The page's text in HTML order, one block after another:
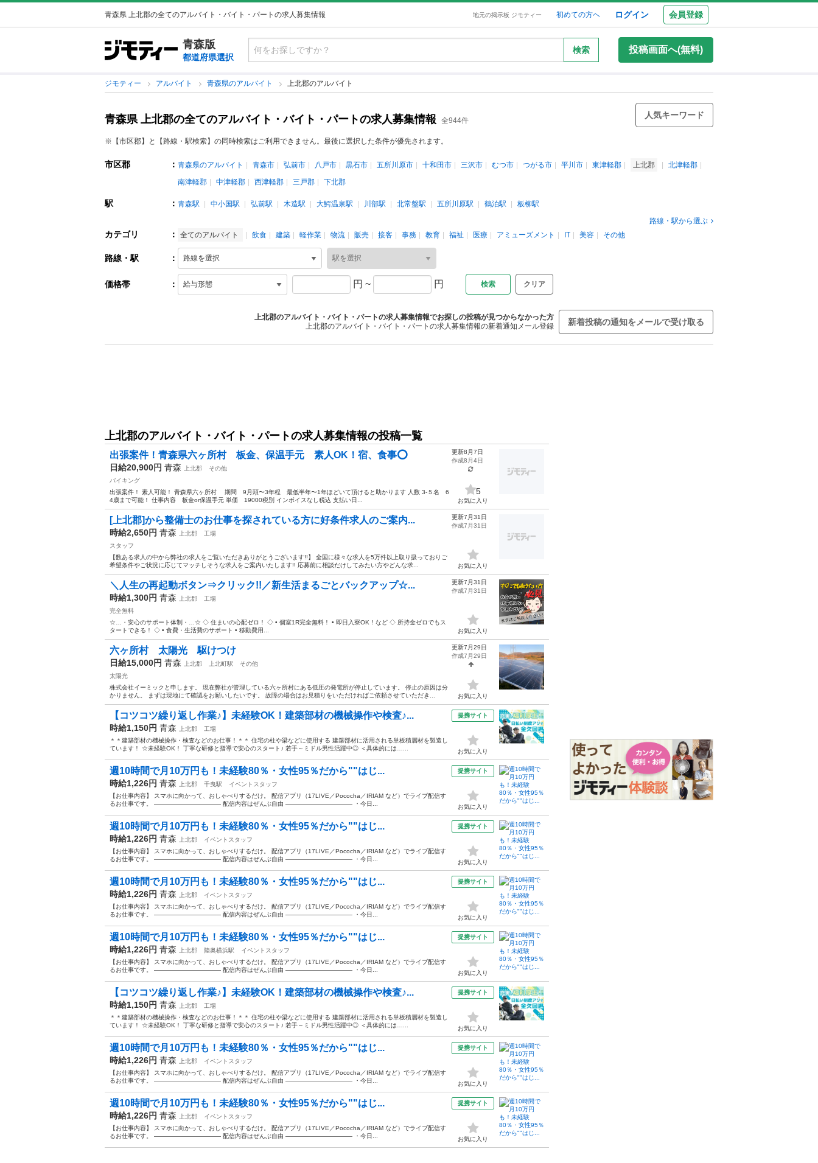
青森県 上北郡の全てのアルバイト・バイト・パートの求人募集情報 地元の掲示板 ジモティー 初めての方へ ログイン 会員登録
青森版
都道府県選択
検索 投稿画面へ(無料)
ジモティー アルバイト 青森県のアルバイト 上北郡のアルバイト
青森県 上北郡の全てのアルバイト・バイト・パートの求人募集情報 全944件
人気キーワード
※【市区郡】と【路線・駅検索】の同時検索はご利用できません。最後に選択した条件が優先されます。
市区郡 ： 青森県のアルバイト 青森市 弘前市 八戸市 黒石市 五所川原市 十和田市 三沢市 むつ市 つがる市 平川市 東津軽郡 上北郡
北津軽郡
南津軽郡
中津軽郡 西津軽郡 三戸郡 下北郡
駅 ： 青森駅 中小国駅 弘前駅 木造駅 大鰐温泉駅 川部駅 北常盤駅 五所川原駅 鶴泊駅
板柳駅
路線・駅から選ぶ
カテゴリ ： 全てのアルバイト 飲食 建築 軽作業 物流 販売 接客 事務 教育 福祉 医療 アミューズメント IT 美容 その他
路線・駅 ：
価格帯 ： 円 ~ 円 クリア
上北郡のアルバイト・バイト・パートの求人募集情報でお探しの投稿が見つからなかった方
上北郡のアルバイト・バイト・パートの求人募集情報の新着通知メール登録
新着投稿の通知をメールで受け取る
上北郡のアルバイト・バイト・パートの求人募集情報の投稿一覧
出張案件！青森県六ヶ所村 板金、保温手元 素人OK！宿、食事⭕️
日給20,900円 青森 上北郡
その他
バイキング
出張案件！ 素人可能！ 青森県六ヶ所村 期間 9月頭〜3年程 最低半年〜1年ほどいて頂けると助かります 人数 3-５名 6
4歳まで可能！ 仕事内容 板金or保温手元 単価 19000税別 インボイスなし税込 支払い日...
更新8月7日
作成8月4日
5
お気に入り
[上北郡]から整備士のお仕事を探されている方に好条件求人のご案内...
時給2,650円 青森 上北郡
工場
スタッフ
【数ある求人の中から弊社の求人をご覧いただきありがとうございます!!】 全国に様々な求人を5万件以上取り扱っておりご
希望条件やご状況に応じてマッチしそうな求人をご案内いたします!! 応募前に相談だけしてみたい方やどんな求...
更新7月31日
作成7月31日
お気に入り
＼人生の再起動ボタン⇒クリック!!／新生活まるごとバックアップ☆...
時給1,300円 青森 上北郡
工場
完全無料
☆…・安心のサポート体制・…☆ ◇ 住まいの心配ゼロ！ ◇ • 個室1R完全無料！ • 即日入寮OK！など ◇ 所持金ゼロでもス
タートできる！ ◇ • 食費・生活費のサポート • 移動費用...
更新7月31日
作成7月31日
お気に入り
六ヶ所村 太陽光 駆けつけ
日給15,000円 青森 上北郡 上北町駅
その他
太陽光
株式会社イーミックと申します。 現在弊社が管理している六ヶ所村にある低圧の発電所が停止しています。 停止の原因は分
かりません。 まずは現地にて確認をお願いしたいです。 故障の場合はお見積りをいただければご依頼させていただき...
更新7月29日
作成7月29日
お気に入り
【コツコツ繰り返し作業♪】未経験OK！建築部材の機械操作や検査♪...
時給1,150円 青森 上北郡
工場
＊＊建築部材の機械操作・検査などのお仕事！＊＊ 住宅の柱や梁などに使用する 建築部材に活用される単板積層材を製造し
ています！ ☆未経験OK！ 丁寧な研修と指導で安心のスタート♪ 若手～ミドル男性活躍中◎ ＜具体的には…...
提携サイト
お気に入り
週10時間で月10万円も！未経験80％・女性95％だから""はじ...
時給1,226円 青森 上北郡 千曳駅
イベントスタッフ
【お仕事内容】 スマホに向かって、おしゃべりするだけ。 配信アプリ（17LIVE／Pococha／IRIAM など）でライブ配信す
るお仕事です。 ——————————— 配信内容はぜんぶ自由 ——————————— ・今日...
提携サイト
お気に入り
週10時間で月10万円も！未経験80％・女性95％だから""はじ...
時給1,226円 青森 上北郡
イベントスタッフ
【お仕事内容】 スマホに向かって、おしゃべりするだけ。 配信アプリ（17LIVE／Pococha／IRIAM など）でライブ配信す
るお仕事です。 ——————————— 配信内容はぜんぶ自由 ——————————— ・今日...
提携サイト
お気に入り
週10時間で月10万円も！未経験80％・女性95％だから""はじ...
時給1,226円 青森 上北郡
イベントスタッフ
【お仕事内容】 スマホに向かって、おしゃべりするだけ。 配信アプリ（17LIVE／Pococha／IRIAM など）でライブ配信す
るお仕事です。 ——————————— 配信内容はぜんぶ自由 ——————————— ・今日...
提携サイト
お気に入り
週10時間で月10万円も！未経験80％・女性95％だから""はじ...
時給1,226円 青森 上北郡 陸奥横浜駅
イベントスタッフ
【お仕事内容】 スマホに向かって、おしゃべりするだけ。 配信アプリ（17LIVE／Pococha／IRIAM など）でライブ配信す
るお仕事です。 ——————————— 配信内容はぜんぶ自由 ——————————— ・今日...
提携サイト
お気に入り
【コツコツ繰り返し作業♪】未経験OK！建築部材の機械操作や検査♪...
時給1,150円 青森 上北郡
工場
＊＊建築部材の機械操作・検査などのお仕事！＊＊ 住宅の柱や梁などに使用する 建築部材に活用される単板積層材を製造し
ています！ ☆未経験OK！ 丁寧な研修と指導で安心のスタート♪ 若手～ミドル男性活躍中◎ ＜具体的には…...
提携サイト
お気に入り
週10時間で月10万円も！未経験80％・女性95％だから""はじ...
時給1,226円 青森 上北郡
イベントスタッフ
【お仕事内容】 スマホに向かって、おしゃべりするだけ。 配信アプリ（17LIVE／Pococha／IRIAM など）でライブ配信す
るお仕事です。 ——————————— 配信内容はぜんぶ自由 ——————————— ・今日...
提携サイト
お気に入り
週10時間で月10万円も！未経験80％・女性95％だから""はじ...
時給1,226円 青森 上北郡
イベントスタッフ
【お仕事内容】 スマホに向かって、おしゃべりするだけ。 配信アプリ（17LIVE／Pococha／IRIAM など）でライブ配信す
るお仕事です。 ——————————— 配信内容はぜんぶ自由 ——————————— ・今日...
提携サイト
お気に入り